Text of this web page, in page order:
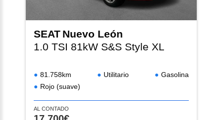
SEAT Nuevo León
1.0 TSI 81kW S&S Style XL
81.758km Utilitario
Gasolina
Rojo (suave)
AL CONTADO